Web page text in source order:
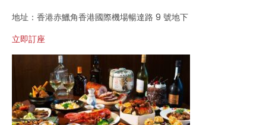
地址：香港赤鱲角香港國際機場暢達路 9 號地下
立即訂座